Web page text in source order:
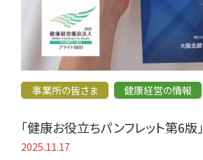
事業所の皆さま 健康経営の情報
「健康お役立ちパンフレット第6版」
2025.11.17